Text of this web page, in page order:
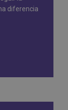
diferencia